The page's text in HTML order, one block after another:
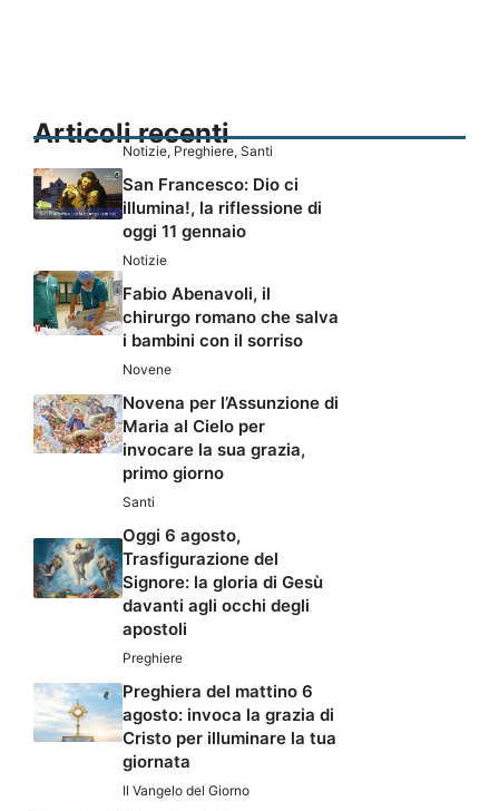
Articoli recenti
Notizie, Preghiere, Santi
San Francesco: Dio ci
illumina!, la riflessione di
oggi 11 gennaio
Notizie
Fabio Abenavoli, il
chirurgo romano che salva
i bambini con il sorriso
Novene
Novena per l’Assunzione di
Maria al Cielo per
invocare la sua grazia,
primo giorno
Santi
Oggi 6 agosto,
Trasfigurazione del
Signore: la gloria di Gesù
davanti agli occhi degli
apostoli
Preghiere
Preghiera del mattino 6
agosto: invoca la grazia di
Cristo per illuminare la tua
giornata
Il Vangelo del Giorno